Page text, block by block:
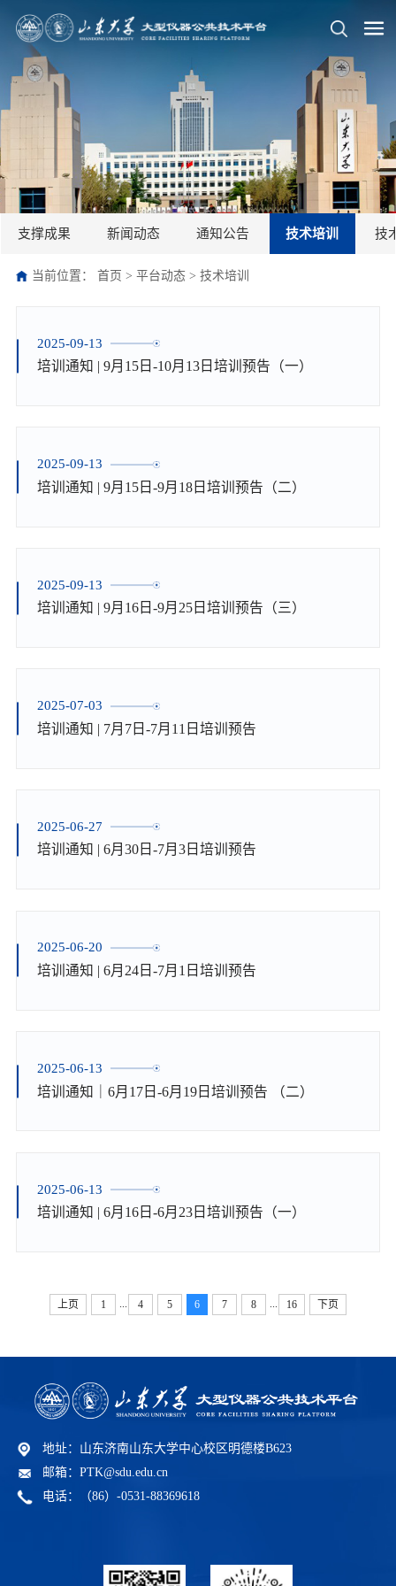
支撑成果 新闻动态 通知公告 技术培训 技
当前位置：首页 >平台动态 >技术培训
2025-09-13
培训通知 | 9月15日-10月13日培训预告（一）
2025-09-13
培训通知 | 9月15日-9月18日培训预告（二）
2025-09-13
培训通知 | 9月16日-9月25日培训预告（三）
2025-07-03
培训通知 | 7月7日-7月11日培训预告
2025-06-27
培训通知 | 6月30日-7月3日培训预告
2025-06-20
培训通知 | 6月24日-7月1日培训预告
2025-06-13
培训通知｜6月17日-6月19日培训预告 （二）
2025-06-13
培训通知 | 6月16日-6月23日培训预告（一）
上页 1 ... 4 5 6 7 8 ... 16 下页
地址：山东济南山东大学中心校区明德楼B623
邮箱：PTK@sdu.edu.cn
电话：（86）-0531-88369618